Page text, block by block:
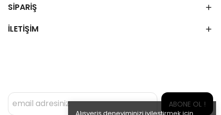
SİPARİŞ
İLETİŞİM
ABONE OL !